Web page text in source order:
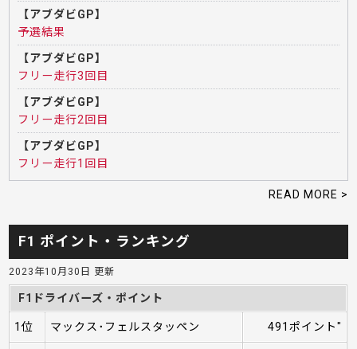
【アブダビGP】
予選結果
【アブダビGP】
フリー走行3回目
【アブダビGP】
フリー走行2回目
【アブダビGP】
フリー走行1回目
READ MORE >
F1 ポイント・ランキング
2023年10月30日 更新
F1ドライバーズ・ポイント
1位 マックス･フェルスタッペン 491ポイント"